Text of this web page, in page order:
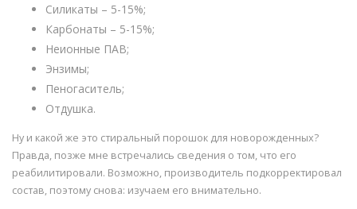
Силикаты – 5-15%;
Карбонаты – 5-15%;
Неионные ПАВ;
Энзимы;
Пеногаситель;
Отдушка.
Ну и какой же это стиральный порошок для новорожденных?
Правда, позже мне встречались сведения о том, что его
реабилитировали. Возможно, производитель подкорректировал
состав, поэтому снова: изучаем его внимательно.